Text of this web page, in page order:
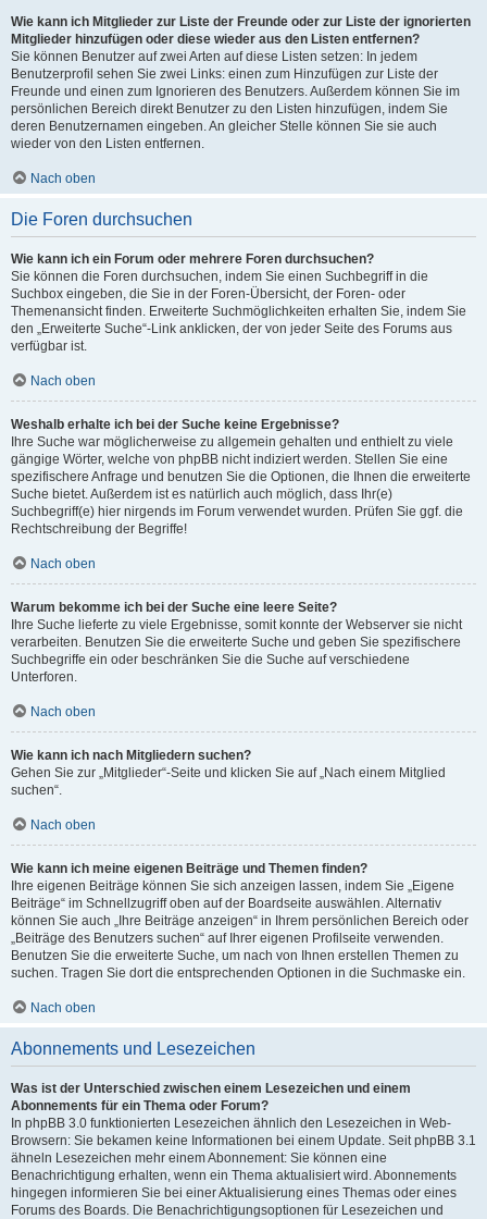
Wie kann ich Mitglieder zur Liste der Freunde oder zur Liste der ignorierten
Mitglieder hinzufügen oder diese wieder aus den Listen entfernen?
Sie können Benutzer auf zwei Arten auf diese Listen setzen: In jedem
Benutzerprofil sehen Sie zwei Links: einen zum Hinzufügen zur Liste der
Freunde und einen zum Ignorieren des Benutzers. Außerdem können Sie im
persönlichen Bereich direkt Benutzer zu den Listen hinzufügen, indem Sie
deren Benutzernamen eingeben. An gleicher Stelle können Sie sie auch
wieder von den Listen entfernen.
Nach oben
Die Foren durchsuchen
Wie kann ich ein Forum oder mehrere Foren durchsuchen?
Sie können die Foren durchsuchen, indem Sie einen Suchbegriff in die
Suchbox eingeben, die Sie in der Foren-Übersicht, der Foren- oder
Themenansicht finden. Erweiterte Suchmöglichkeiten erhalten Sie, indem Sie
den „Erweiterte Suche“-Link anklicken, der von jeder Seite des Forums aus
verfügbar ist.
Nach oben
Weshalb erhalte ich bei der Suche keine Ergebnisse?
Ihre Suche war möglicherweise zu allgemein gehalten und enthielt zu viele
gängige Wörter, welche von phpBB nicht indiziert werden. Stellen Sie eine
spezifischere Anfrage und benutzen Sie die Optionen, die Ihnen die erweiterte
Suche bietet. Außerdem ist es natürlich auch möglich, dass Ihr(e)
Suchbegriff(e) hier nirgends im Forum verwendet wurden. Prüfen Sie ggf. die
Rechtschreibung der Begriffe!
Nach oben
Warum bekomme ich bei der Suche eine leere Seite?
Ihre Suche lieferte zu viele Ergebnisse, somit konnte der Webserver sie nicht
verarbeiten. Benutzen Sie die erweiterte Suche und geben Sie spezifischere
Suchbegriffe ein oder beschränken Sie die Suche auf verschiedene
Unterforen.
Nach oben
Wie kann ich nach Mitgliedern suchen?
Gehen Sie zur „Mitglieder“-Seite und klicken Sie auf „Nach einem Mitglied
suchen“.
Nach oben
Wie kann ich meine eigenen Beiträge und Themen finden?
Ihre eigenen Beiträge können Sie sich anzeigen lassen, indem Sie „Eigene
Beiträge“ im Schnellzugriff oben auf der Boardseite auswählen. Alternativ
können Sie auch „Ihre Beiträge anzeigen“ in Ihrem persönlichen Bereich oder
„Beiträge des Benutzers suchen“ auf Ihrer eigenen Profilseite verwenden.
Benutzen Sie die erweiterte Suche, um nach von Ihnen erstellen Themen zu
suchen. Tragen Sie dort die entsprechenden Optionen in die Suchmaske ein.
Nach oben
Abonnements und Lesezeichen
Was ist der Unterschied zwischen einem Lesezeichen und einem
Abonnements für ein Thema oder Forum?
In phpBB 3.0 funktionierten Lesezeichen ähnlich den Lesezeichen in Web-
Browsern: Sie bekamen keine Informationen bei einem Update. Seit phpBB 3.1
ähneln Lesezeichen mehr einem Abonnement: Sie können eine
Benachrichtigung erhalten, wenn ein Thema aktualisiert wird. Abonnements
hingegen informieren Sie bei einer Aktualisierung eines Themas oder eines
Forums des Boards. Die Benachrichtigungsoptionen für Lesezeichen und